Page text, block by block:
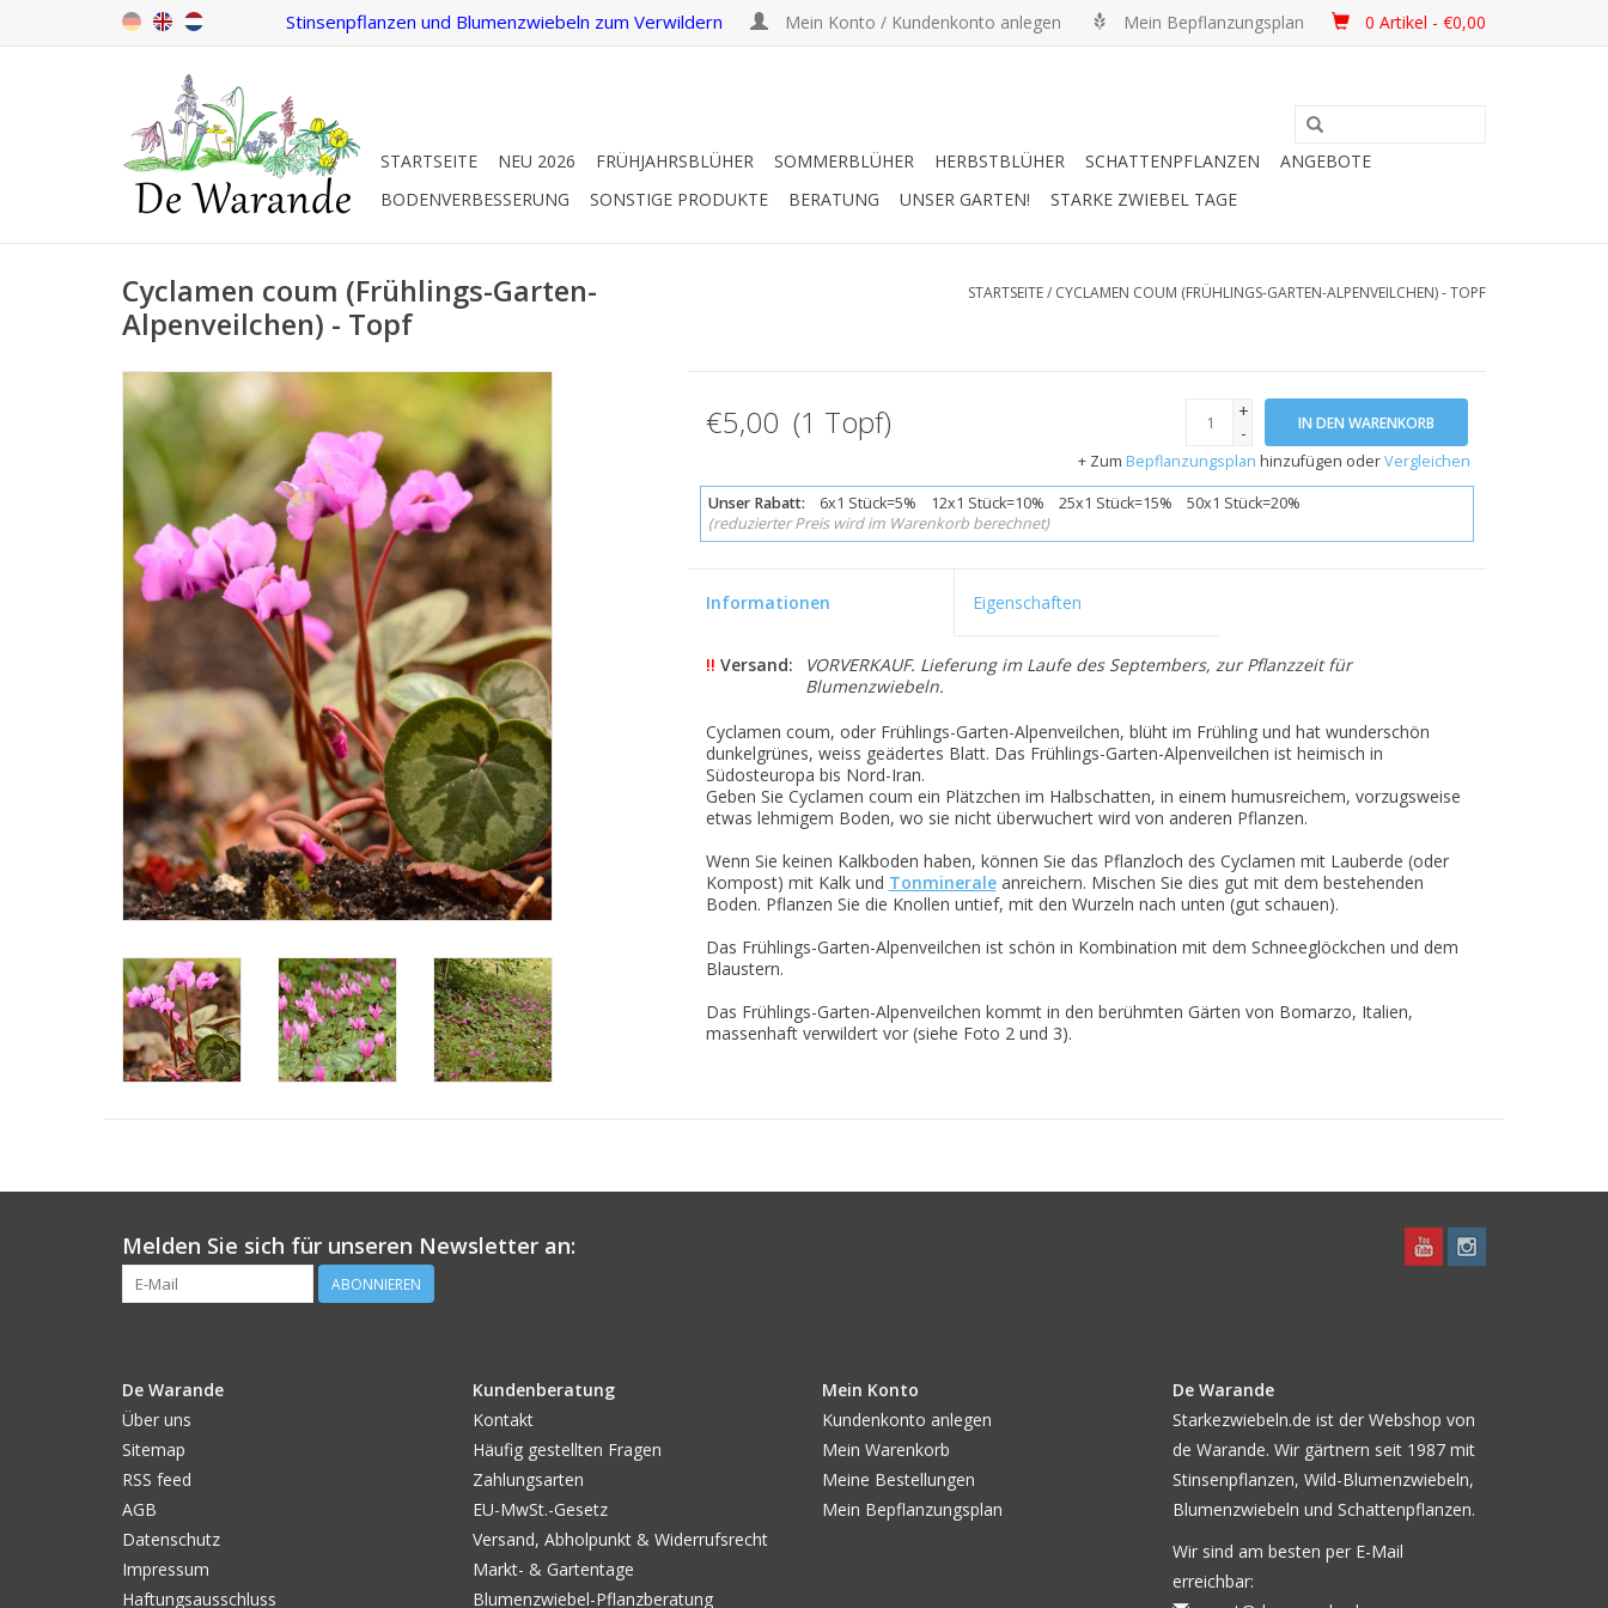
Stinsenpflanzen und Blumenzwiebeln zum Verwildern Mein Konto / Kundenkonto anlegen Mein Bepflanzungsplan 0 Artikel - €0,00
STARTSEITE NEU 2026 FRÜHJAHRSBLÜHER SOMMERBLÜHER HERBSTBLÜHER SCHATTENPFLANZEN
ANGEBOTE
BODENVERBESSERUNG
SONSTIGE PRODUKTE BERATUNG UNSER GARTEN! STARKE ZWIEBEL TAGE
Cyclamen coum (Frühlings-Garten-
Alpenveilchen) - Topf
STARTSEITE/ CYCLAMEN COUM (FRÜHLINGS-GARTEN-ALPENVEILCHEN) - TOPF
€5,00 (1 Topf)
+
-
IN DEN WARENKORB
+ Zum Bepflanzungsplan hinzufügen oderVergleichen
Unser Rabatt: 6x1 Stück=5% 12x1 Stück=10% 25x1 Stück=15% 50x1 Stück=20%
(reduzierter Preis wird im Warenkorb berechnet)
Informationen Eigenschaften
!! Versand:
VORVERKAUF. Lieferung im Laufe des Septembers, zur Pflanzzeit für
Blumenzwiebeln.
Cyclamen coum, oder Frühlings-Garten-Alpenveilchen, blüht im Frühling und hat wunderschön
dunkelgrünes, weiss geädertes Blatt. Das Frühlings-Garten-Alpenveilchen ist heimisch in
Südosteuropa bis Nord-Iran.
Geben Sie Cyclamen coum ein Plätzchen im Halbschatten, in einem humusreichem, vorzugsweise
etwas lehmigem Boden, wo sie nicht überwuchert wird von anderen Pflanzen.
Wenn Sie keinen Kalkboden haben, können Sie das Pflanzloch des Cyclamen mit Lauberde (oder
Kompost) mit Kalk und Tonmineraleanreichern. Mischen Sie dies gut mit dem bestehenden
Boden. Pflanzen Sie die Knollen untief, mit den Wurzeln nach unten (gut schauen).
Das Frühlings-Garten-Alpenveilchen ist schön in Kombination mit dem Schneeglöckchen und dem
Blaustern.
Das Frühlings-Garten-Alpenveilchen kommt in den berühmten Gärten von Bomarzo, Italien,
massenhaft verwildert vor (siehe Foto 2 und 3).
Melden Sie sich für unseren Newsletter an:
ABONNIEREN
De Warande
Über uns
Sitemap
RSS feed
AGB
Datenschutz
Impressum
Haftungsausschluss
Kundenberatung
Kontakt
Häufig gestellten Fragen
Zahlungsarten
EU-MwSt.-Gesetz
Versand, Abholpunkt & Widerrufsrecht
Markt- & Gartentage
Blumenzwiebel-Pflanzberatung
Mein Konto
Kundenkonto anlegen
Mein Warenkorb
Meine Bestellungen
Mein Bepflanzungsplan
De Warande
Starkezwiebeln.de ist der Webshop von
de Warande. Wir gärtnern seit 1987 mit
Stinsenpflanzen, Wild-Blumenzwiebeln,
Blumenzwiebeln und Schattenpflanzen.
Wir sind am besten per E-Mail
erreichbar: